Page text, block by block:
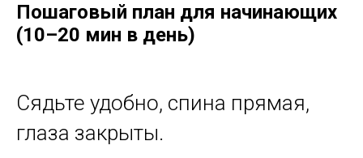
Пошаговый план для начинающих
(10–20 мин в день)
Сядьте удобно, спина прямая,
глаза закрыты.